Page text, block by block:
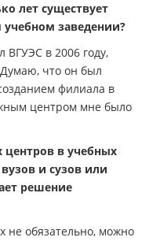
лет существует
заведении?
в 2006 году,
что он был
филиала в
центром мне было
в учебных
и сузов или
решение
не обязательно, можно